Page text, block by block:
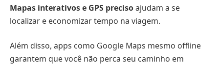
Mapas interativos e GPS precisoajudam a se
localizar e economizar tempo na viagem.
Além disso, apps como Google Maps mesmo offline
garantem que você não perca seu caminho em